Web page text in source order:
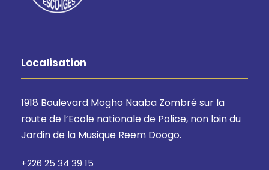
Localisation
1918 Boulevard Mogho Naaba Zombré sur la
route de l’Ecole nationale de Police, non loin du
Jardin de la Musique Reem Doogo.
+226 25 34 39 15